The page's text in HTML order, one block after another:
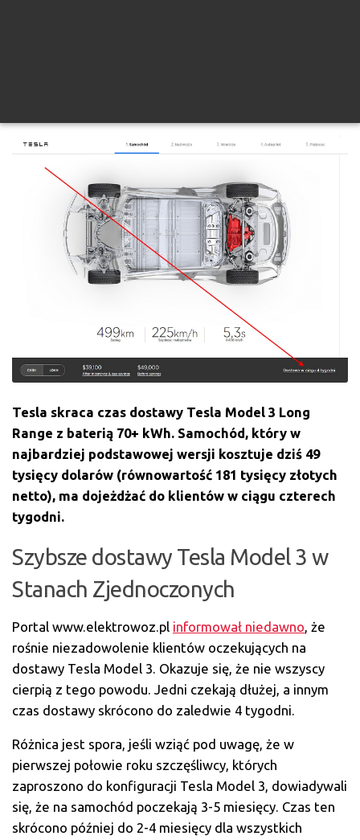
Tesla skraca czas dostawy Tesla Model 3 Long
Range z baterią 70+ kWh. Samochód, który w
najbardziej podstawowej wersji kosztuje dziś 49
tysięcy dolarów (równowartość 181 tysięcy złotych
netto), ma dojeżdżać do klientów w ciągu czterech
tygodni.
Szybsze dostawy Tesla Model 3 w
Stanach Zjednoczonych
Portal www.elektrowoz.pl informował niedawno , że
rośnie niezadowolenie klientów oczekujących na
dostawy Tesla Model 3. Okazuje się, że nie wszyscy
cierpią z tego powodu. Jedni czekają dłużej, a innym
czas dostawy skrócono do zaledwie 4 tygodni.
Różnica jest spora, jeśli wziąć pod uwagę, że w
pierwszej połowie roku szczęśliwcy, których
zaproszono do konfiguracji Tesla Model 3, dowiadywali
się, że na samochód poczekają 3-5 miesięcy. Czas ten
skrócono później do 2-4 miesięcy dla wszystkich